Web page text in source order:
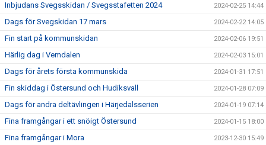
Inbjudans Svegsskidan / Svegsstafetten 2024 2024-02-25 14:44
Dags för Svegskidan 17 mars 2024-02-22 14:05
Fin start på kommunskidan 2024-02-06 19:51
Härlig dag i Vemdalen 2024-02-03 15:01
Dags för årets första kommunskida 2024-01-31 17:51
Fin skiddag i Östersund och Hudiksvall 2024-01-28 07:09
Dags för andra deltävlingen i Härjedalsserien 2024-01-19 07:14
Fina framgångar i ett snöigt Östersund 2024-01-15 18:00
Fina framgångar i Mora 2023-12-30 15:49